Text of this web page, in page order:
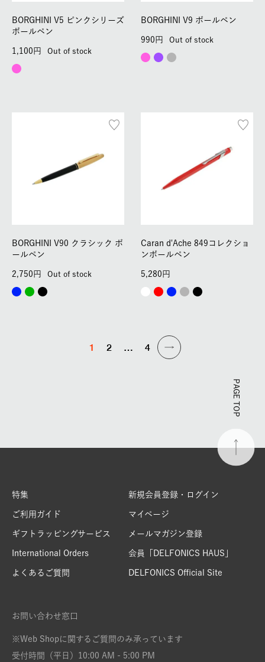
BORGHINI V5 ピンクシリーズ
ボールペン
1,100 Out of stock
BORGHINI V9 ボールペン
990 Out of stock
BORGHINI V90 クラシック ボ
ールペン
2,750 Out of stock
Caran d'Ache 849コレクショ
ンボールペン
5,280
1 2 … 4
PAGE TOP
特集
ご利用ガイド
ギフトラッピングサービス
International Orders
よくあるご質問
新規会員登録・ログイン
マイページ
メールマガジン登録
会員「DELFONICS HAUS」
DELFONICS Official Site
お問い合わせ窓口
※Web Shopに関するご質問のみ承っています
受付時間（平日）10:00 AM - 5:00 PM